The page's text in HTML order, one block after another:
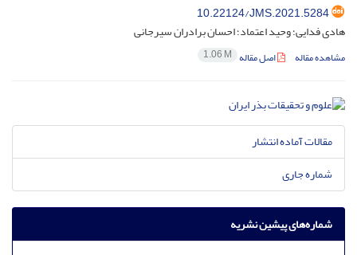
10.22124/JMS.2021.5284
هادی فدایی؛ وحید اعتماد؛ احسان برادران سیرجانی
مشاهده مقاله اصل مقاله 1.06 M
مقالات آماده انتشار
شماره جاری
شماره‌های پیشین نشریه